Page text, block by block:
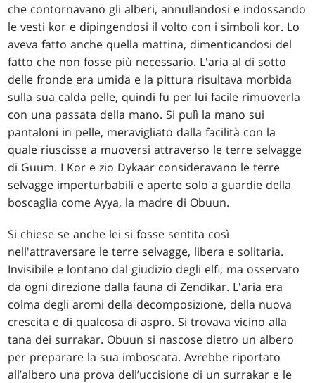
che contornavano gli alberi, annullandosi e indossando
le vesti kor e dipingendosi il volto con i simboli kor. Lo
aveva fatto anche quella mattina, dimenticandosi del
fatto che non fosse più necessario. L'aria al di sotto
delle fronde era umida e la pittura risultava morbida
sulla sua calda pelle, quindi fu per lui facile rimuoverla
con una passata della mano. Si pulì la mano sui
pantaloni in pelle, meravigliato dalla facilità con la
quale riuscisse a muoversi attraverso le terre selvagge
di Guum. I Kor e zio Dykaar consideravano le terre
selvagge imperturbabili e aperte solo a guardie della
boscaglia come Ayya, la madre di Obuun.
Si chiese se anche lei si fosse sentita così
nell'attraversare le terre selvagge, libera e solitaria.
Invisibile e lontano dal giudizio degli elfi, ma osservato
da ogni direzione dalla fauna di Zendikar. L'aria era
colma degli aromi della decomposizione, della nuova
crescita e di qualcosa di aspro. Si trovava vicino alla
tana dei surrakar. Obuun si nascose dietro un albero
per preparare la sua imboscata. Avrebbe riportato
all’albero una prova dell’uccisione di un surrakar e le